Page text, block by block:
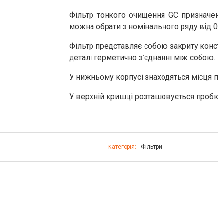
Фільтр тонкого очищення GC
можна обрати з номінального ряду від
Фільтр представляє собою закриту
деталі герметично з’єднанні між
У нижньому корпусі знаходяться місця
У верхній кришці розташовується
Категорія: Фільтри